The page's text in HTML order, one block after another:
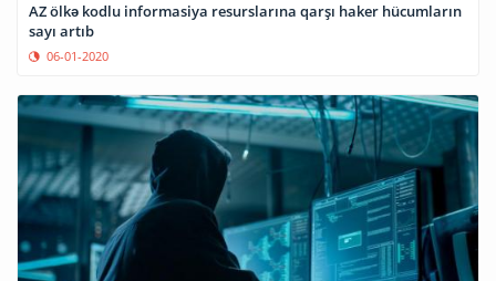
AZ ölkə kodlu informasiya resurslarına qarşı haker hücumların
sayı artıb
06-01-2020